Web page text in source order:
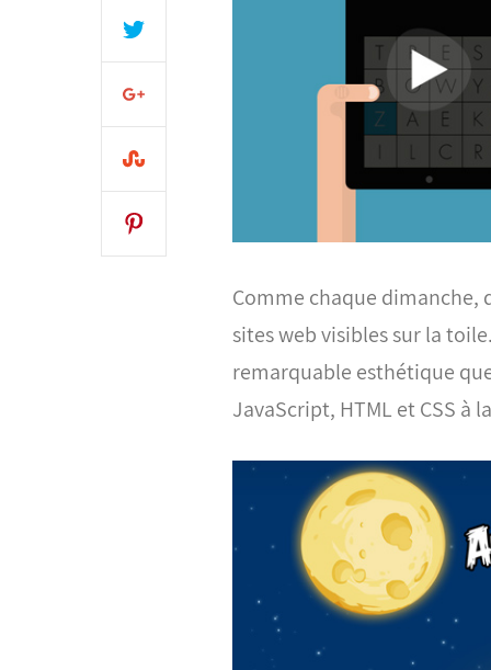
Comme chaque dimanche,
sites web visibles sur la
remarquable esthétique
JavaScript, HTML et CSS à